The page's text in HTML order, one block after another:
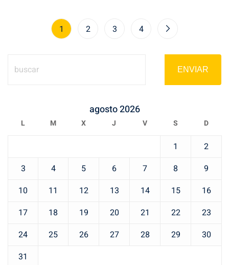
1 2 3 4
ENVIAR
agosto 2026
L M X J V S D
1
2
3
4 5 6 7 8
9
10
11 12 13 14 15
16
17
18 19 20 21 22
23
24
25 26 27 28 29
30
31